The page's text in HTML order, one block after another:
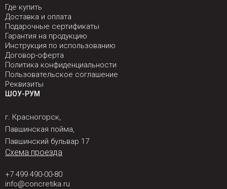
Где купить
Доставка и оплата
Подарочные сертификаты
Гарантия на продукцию
Инструкция по использованию
Договор-оферта
Политика конфиденциальности
Пользовательское соглашение
Реквизиты
ШОУ-РУМ
г. Красногорск,
Павшинская пойма,
Павшинский бульвар 17
Схема проезда
+7 499 490-00-80
info@concretika.ru